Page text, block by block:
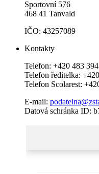
Sportovní 576
468 41 Tanvald
IČO: 43257089
Kontakty
Telefon: +420 483
Telefon ředitelka:
Telefon Scolarest:
E-mail:
Datová schránka ID: